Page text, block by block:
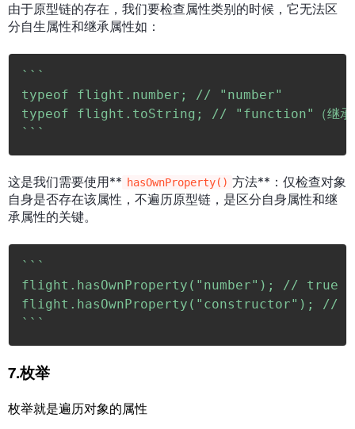
由于原型链的存在，我们要检查属性类别的时候，它无法区
分自生属性和继承属性如：
` ` `
typeof flight.number; // "number"
` ` `
这是我们需要使用** hasOwnProperty() 方法**：仅检查对象
自身是否存在该属性，不遍历原型链，是区分自身属性和继
承属性的关键。
` ` `
flight.hasOwnProperty("number"); // true（自
` ` `
7.枚举
枚举就是遍历对象的属性